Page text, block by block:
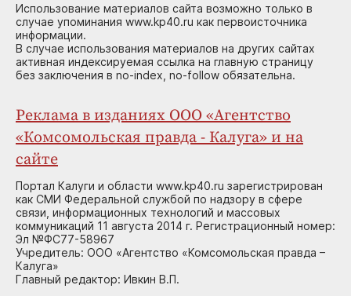
Использование материалов сайта возможно только в
случае упоминания www.kp40.ru как первоисточника
информации.
В случае использования материалов на других сайтах
активная индексируемая ссылка на главную страницу
без заключения в no-index, no-follow обязательна.
Реклама в изданиях ООО «Агентство
«Комсомольская правда - Калуга» и на
сайте
Портал Калуги и области www.kp40.ru зарегистрирован
как СМИ Федеральной службой по надзору в сфере
связи, информационных технологий и массовых
коммуникаций 11 августа 2014 г. Регистрационный номер:
Эл №ФС77-58967
Учредитель: ООО «Агентство «Комсомольская правда –
Калуга»
Главный редактор: Ивкин В.П.